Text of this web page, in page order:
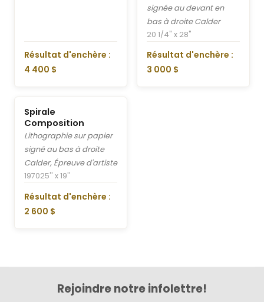
Résultat d'enchère :
4 400 $
signée au devant en
bas à droite Calder
20 1/4" x 28"
Résultat d'enchère :
3 000 $
Spirale
Composition
Lithographie sur papier
signé au bas à droite
Calder, Épreuve d'artiste
197025'' x 19''
Résultat d'enchère :
2 600 $
Rejoindre notre infolettre!